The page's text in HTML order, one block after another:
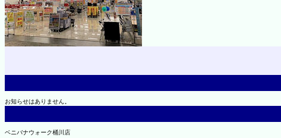
お知らせはありません。
ベニバナウォーク桶川店